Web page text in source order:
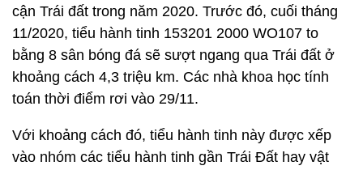
cận Trái đất trong năm 2020. Trước đó, cuối tháng
11/2020, tiểu hành tinh 153201 2000 WO107 to
bằng 8 sân bóng đá sẽ sượt ngang qua Trái đất ở
khoảng cách 4,3 triệu km. Các nhà khoa học tính
toán thời điểm rơi vào 29/11.
Với khoảng cách đó, tiểu hành tinh này được xếp
vào nhóm các tiểu hành tinh gần Trái Đất hay vật